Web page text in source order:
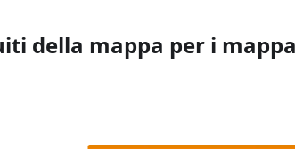
della mappa per i